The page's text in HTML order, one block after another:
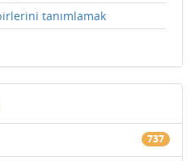
tanımlamak
737